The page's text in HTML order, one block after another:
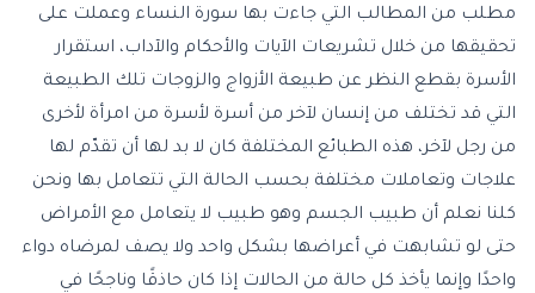
مطلب من المطالب التي جاءت بها سورة النساء وعملت على
تحقيقها من خلال تشريعات الآيات والأحكام والآداب، استقرار
الأسرة بقطع النظر عن طبيعة الأزواج والزوجات تلك الطبيعة
التي قد تختلف من إنسان لآخر من أسرة لأسرة من امرأة لأخرى
من رجل لآخر، هذه الطبائع المختلفة كان لا بد لها أن تقدّم لها
علاجات وتعاملات مختلفة بحسب الحالة التي تتعامل بها ونحن
كلنا نعلم أن طبيب الجسم وهو طبيب لا يتعامل مع الأمراض
حتى لو تشابهت في أعراضها بشكل واحد ولا يصف لمرضاه دواء
واحدًا وإنما يأخذ كل حالة من الحالات إذا كان حاذقًا وناجحًا في